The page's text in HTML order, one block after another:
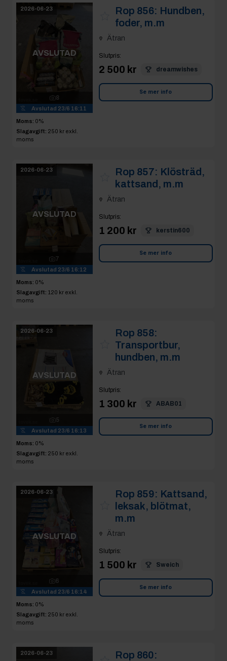
2026-06-23
AVSLUTAD
8
Avslutad 23/6 16:11
Moms: 0%
Slagavgift: 250 kr exkl.
moms
Rop 856: Hundben,
foder, m.m
Ätran
Slutpris:
2 500 kr dreamwishes
Se mer info
2026-06-23
AVSLUTAD
7
Avslutad 23/6 16:12
Moms: 0%
Slagavgift: 120 kr exkl.
moms
Rop 857: Klösträd,
kattsand, m.m
Ätran
Slutpris:
1 200 kr kerstin600
Se mer info
2026-06-23
AVSLUTAD
5
Avslutad 23/6 16:13
Moms: 0%
Slagavgift: 250 kr exkl.
moms
Rop 858:
Transportbur,
hundben, m.m
Ätran
Slutpris:
1 300 kr ABAB01
Se mer info
2026-06-23
AVSLUTAD
6
Avslutad 23/6 16:14
Moms: 0%
Slagavgift: 250 kr exkl.
moms
Rop 859: Kattsand,
leksak, blötmat,
m.m
Ätran
Slutpris:
1 500 kr Sweich
Se mer info
2026-06-23
Rop 860: